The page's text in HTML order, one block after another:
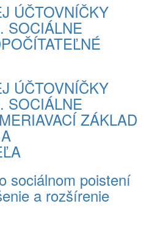
ÚČTOVNÍČKY
SOCIÁLNE
ÚČTOVNÍČKY
SOCIÁLNE
ZÁKLAD
sociálnom poistení
a rozšírenie